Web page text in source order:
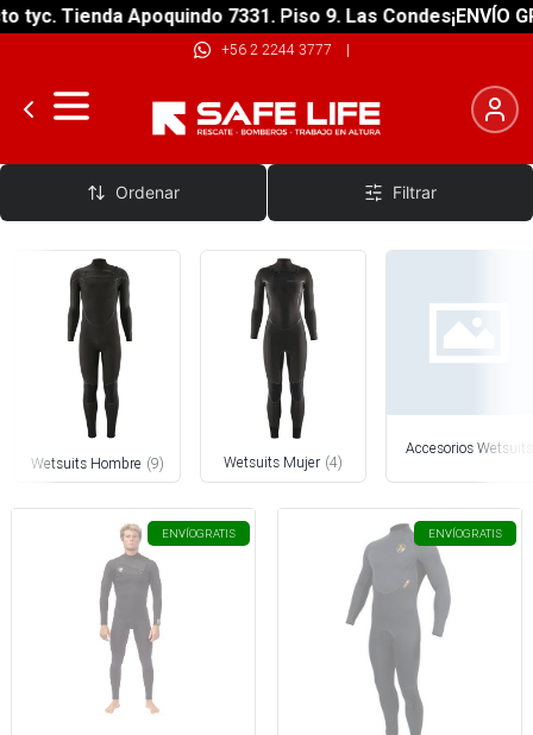
Tienda Apoquindo 7331. Piso 9. Las Condes¡ENVÍO
+56 2 2244 3777 |
Wetsuits
Ordenar Filtrar
Wetsuits Hombre (9) Wetsuits Mujer (4)
Accesorios Wetsuits
ENVÍOGRATIS ENVÍOGRATIS